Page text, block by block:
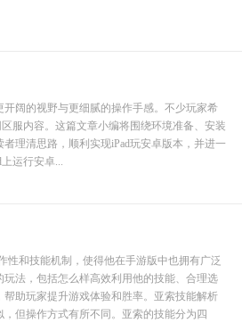
阔的视野与更细腻的操作手感。不少玩家希
服内容。这篇文章小编将围绕环境准备、安装
理清思路，顺利实现iPad玩安卓版本，并进一
运行安卓...
性和技能机制，使得他在手游版中也拥有广泛
法，包括怎么样高效利用他的技能、合理选
助玩家提升游戏体验和胜率。亚索技能解析
但操作方式有所不同。亚索的技能分为四